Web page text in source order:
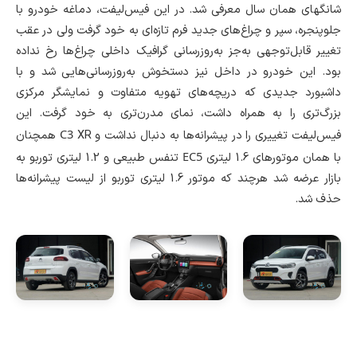
شانگهای همان سال معرفی شد. در این فیس‌لیفت، دماغه خودرو با
جلوپنجره، سپر و چراغ‌های جدید فرم تازه‌ای به خود گرفت ولی در عقب
تغییر قابل‌توجهی به‌جز به‌روزرسانی گرافیک داخلی چراغ‌ها رخ نداده
بود. این خودرو در داخل نیز دستخوش به‌روزرسانی‌هایی شد و با
داشبورد جدیدی که دریچه‌های تهویه متفاوت و نمایشگر مرکزی
بزرگ‌تری را به همراه داشت، نمای مدرن‌تری به خود گرفت. این
فیس‌لیفت تغییری را در پیشرانه‌ها به دنبال نداشت و
C3 XR همچنان
با همان موتورهای 1.6 لیتری
EC5
تنفس طبیعی و 1.2 لیتری توربو به
بازار عرضه شد هرچند که موتور 1.6 لیتری توربو از لیست پیشرانه‌ها
حذف شد.